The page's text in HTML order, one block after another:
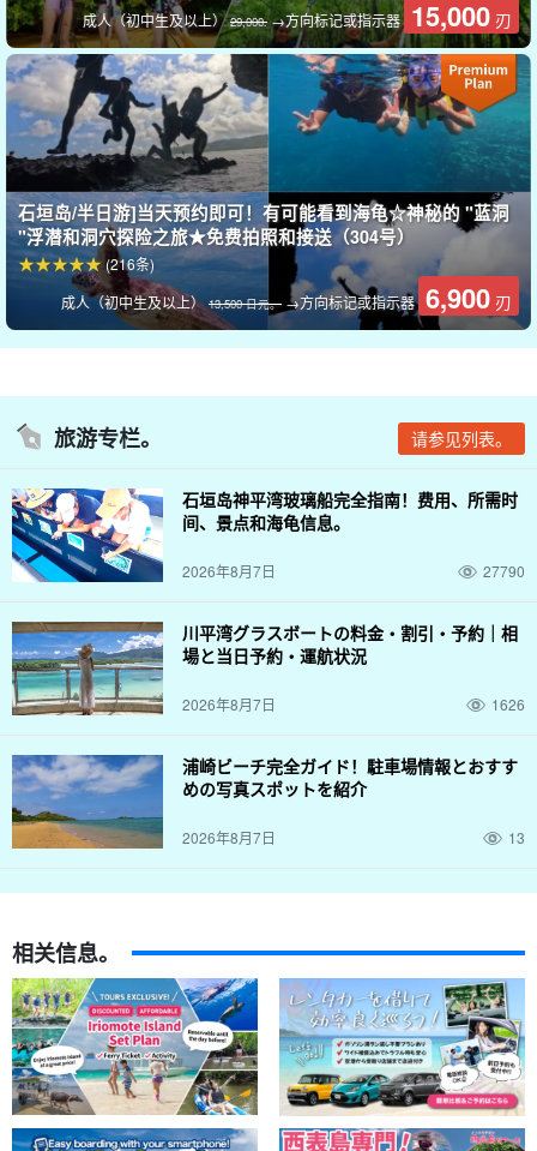
探访神秘的蓝洞。
不仅在意大利和冲绳本岛，石垣岛也有一个叫 "蓝洞 "的地方。它是
一个很受欢迎的浮潜地点，周围的海沟聚集了很多鱼类。
可以上岸探索洞穴内部，观察石灰岩洞等石洞的天然产物！
导游提供良好的支持。
成人（初中生及以上）29,000.→方向标记或指示器 15,000 刃
石垣岛/半日游]当天预约即可！有可能看到海龟☆神秘的 "蓝洞
"浮潜和洞穴探险之旅★免费拍照和接送（304号）
成人（初中生及以上）13,500 日元。 →方向标记或指示器 6,900 刃
(216条)
旅游专栏。 请参见列表。
石垣岛神平湾玻璃船完全指南！费用、所需时
间、景点和海龟信息。
2026年8月7日 27790
川平湾グラスボートの料金・割引・予約｜相
場と当日予約・運航状況
2026年8月7日 1626
浦崎ビーチ完全ガイド！駐車場情報とおすす
めの写真スポットを紹介
2026年8月7日 13
相关信息。